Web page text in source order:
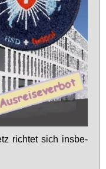
rich­tet sich ins­be­